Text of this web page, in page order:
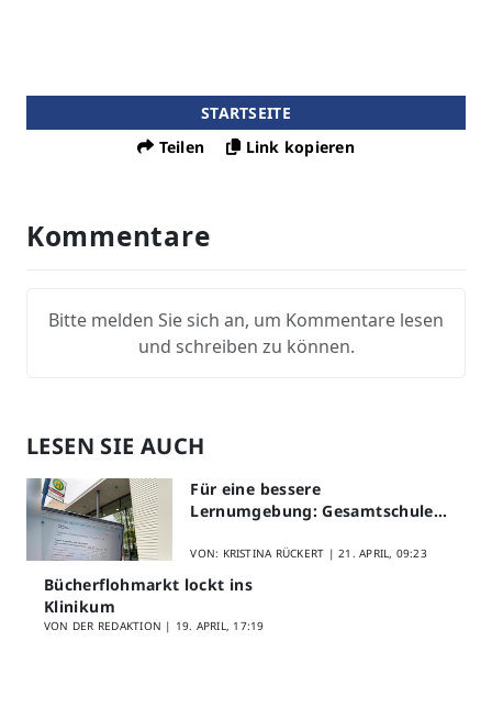
STARTSEITE
Teilen
Link kopieren
Kommentare
Bitte melden Sie sich an, um Kommentare lesen
und schreiben zu können.
LESEN SIE AUCH
Für eine bessere
Lernumgebung: Gesamtschule
Schülerfeedback
VON: KRISTINA RÜCKERT |21. APRIL, 09:23
Bücherflohmarkt lockt ins
Klinikum
VON DER REDAKTION | 19. APRIL, 17:19